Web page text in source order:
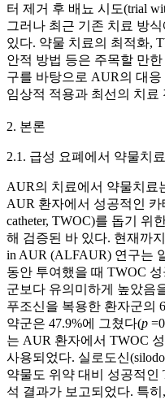
터 제거 후 배뇨 시도(trial
그러나 최근 기존 치료 방
있다. 약물 치료의 최적화,
안적 방법 등은 주목할 만
구를 바탕으로 AUR의 대
임상적 적용과 최선의 치료
2. 본론
2.1. 급성 요폐에서 약물치
AUR의 치료에서 약물치료
AUR 환자에서 성공적인
catheter, TWOC)를 돕기 위
해 검증된 바 있다. 현재까
in AUR (ALFAUR) 연구는
동안 투여했을 때 TWOC
군보다 유의미하게 높았음
푸조신을 복용한 환자군의
약군은 47.9%에 그쳤다(p
는 AUR 환자에서 TWOC
사용되었다. 실로도신
약물도 위약 대비 성공적인
석 결과가 보고되었다. 특